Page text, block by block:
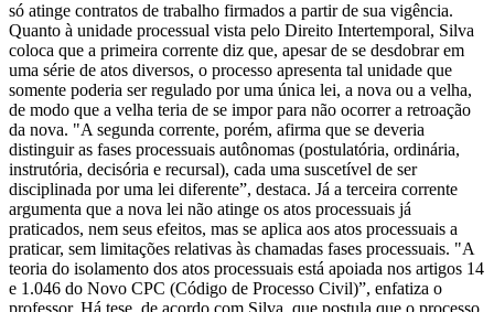
só atinge contratos de trabalho firmados a partir de sua vigência.
Quanto à unidade processual vista pelo Direito Intertemporal, Silva
coloca que a primeira corrente diz que, apesar de se desdobrar em
uma série de atos diversos, o processo apresenta tal unidade que
somente poderia ser regulado por uma única lei, a nova ou a velha,
de modo que a velha teria de se impor para não ocorrer a retroação
da nova. "A segunda corrente, porém, afirma que se deveria
distinguir as fases processuais autônomas (postulatória, ordinária,
instrutória, decisória e recursal), cada uma suscetível de ser
disciplinada por uma lei diferente”, destaca. Já a terceira corrente
argumenta que a nova lei não atinge os atos processuais já
praticados, nem seus efeitos, mas se aplica aos atos processuais a
praticar, sem limitações relativas às chamadas fases processuais. "A
teoria do isolamento dos atos processuais está apoiada nos artigos 14
e 1.046 do Novo CPC (Código de Processo Civil)”, enfatiza o